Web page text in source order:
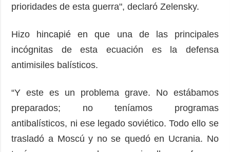
prioridades de esta guerra", declaró Zelensky.
Hizo hincapié en que una de las principales
incógnitas de esta ecuación es la defensa
antimisiles balísticos.
“Y este es un problema grave. No estábamos
preparados; no teníamos programas
antibalísticos, ni ese legado soviético. Todo ello se
trasladó a Moscú y no se quedó en Ucrania. No